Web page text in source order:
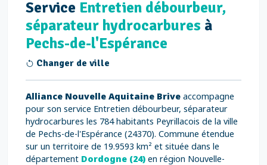
Service Entretien débourbeur,
séparateur hydrocarbures à
Pechs-de-l'Espérance
Changer de ville
Alliance Nouvelle Aquitaine Brive accompagne
pour son service Entretien débourbeur, séparateur
hydrocarbures les 784 habitants Peyrillacois de la ville
de Pechs-de-l'Espérance (24370). Commune étendue
sur un territoire de 19.9593 km² et située dans le
département Dordogne (24) en région Nouvelle-